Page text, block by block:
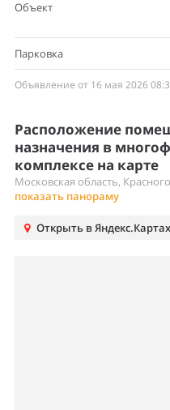
Объект
Парковка
Объявление от 16 мая 2026
Расположение
назначения в
комплексе на карте
Московская область,
показать панораму
Открыть в Яндекс.Картах